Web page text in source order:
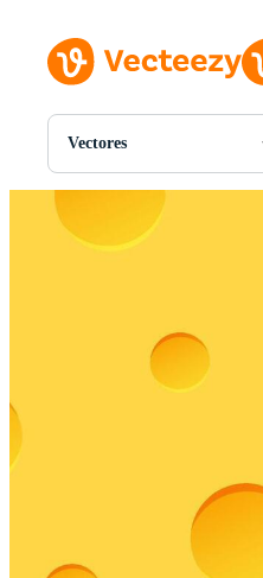
Vectores
Todas Imágenes
PSDs
Gráficos en Movimiento
Imágenes Editoriales